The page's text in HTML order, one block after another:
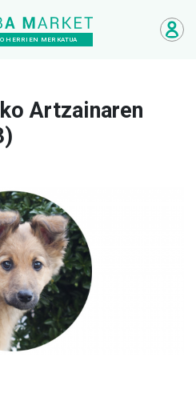
HERRIEN MERKATUA
Artzainaren